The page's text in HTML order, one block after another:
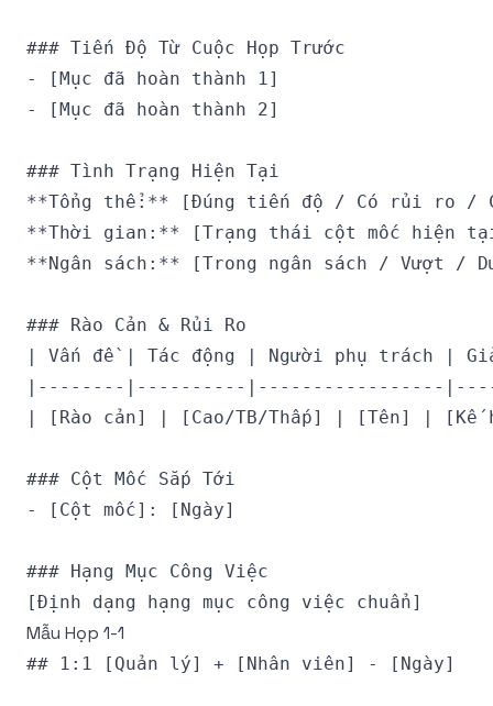
### Tiến Độ Từ Cuộc Họp Trước
- [Mục đã hoàn thành 1]
- [Mục đã hoàn thành 2]
### Tình Trạng Hiện Tại
**Tổng thể:** [Đúng tiến độ / Có rủi ro /
**Thời gian:** [Trạng thái cột mốc hiện
**Ngân sách:** [Trong ngân sách / Vượt /
### Rào Cản & Rủi Ro
| Vấn đề | Tác động | Người phụ trách |
|--------|----------|-----------------
| [Rào cản] | [Cao/TB/Thấp] | [Tên] | [Kế
### Cột Mốc Sắp Tới
- [Cột mốc]: [Ngày]
### Hạng Mục Công Việc
Mẫu Họp 1-1
## 1:1 [Quản lý] + [Nhân viên] - [Ngày]